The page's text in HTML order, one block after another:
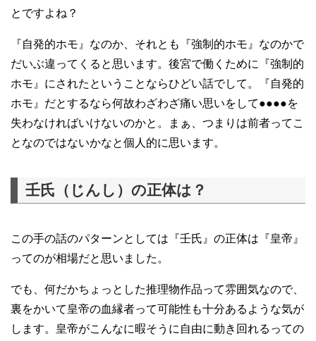
とですよね？
『自発的ホモ』なのか、それとも『強制的ホモ』なのかで
だいぶ違ってくると思います。後宮で働くために『強制的
ホモ』にされたということならひどい話でして。『自発的
ホモ』だとするなら何故わざわざ痛い思いをして●●●●を
失わなければいけないのかと。まぁ、つまりは前者ってこ
となのではないかなと個人的に思います。
壬氏（じんし）の正体は？
この手の話のパターンとしては『壬氏』の正体は『皇帝』
ってのが相場だと思いました。
でも、何だかちょっとした推理物作品って雰囲気なので、
裏をかいて皇帝の血縁者って可能性も十分あるような気が
します。皇帝がこんなに暇そうに自由に動き回れるっての